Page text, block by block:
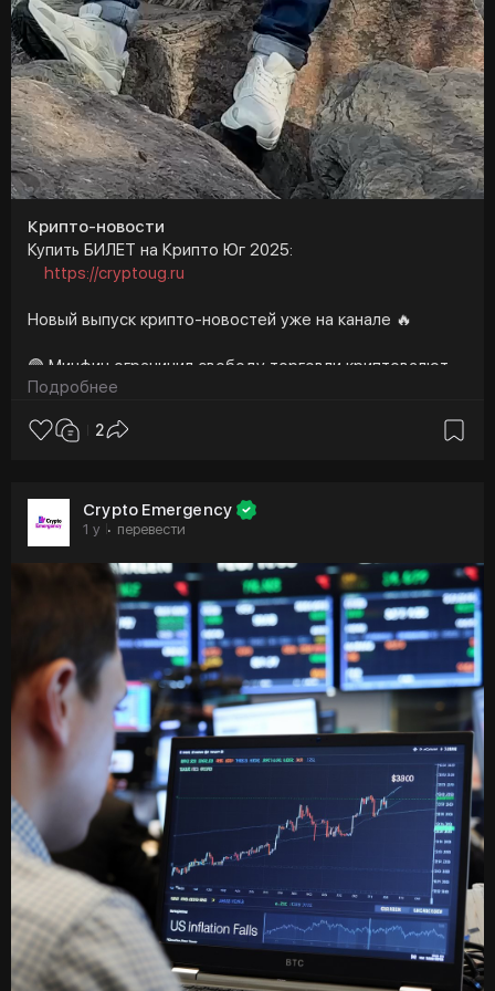
Крипто-новости
Купить БИЛЕТ на Крипто Юг 2025:
https://cryptoug.ru
Новый выпуск крипто-новостей уже на канале 🔥
🟣 Минфин ограничил свободу торговли криптовалютой
🟣 Bitso: «Стейблкоины USDC и USDT используются как
средство сбережения в Латинской Америке»
🟣 SEC против Ripple: развязка близка
🟣 Биткоин вместо доллара: как Россия продает нефть
за криптовалюту
Не забывайте подписываться и ставить лайки — ваша
поддержка мотивирует нас давать вам еще больше
ценного контента 💜
https://t.me/cryptoemergencychat/63058
#usdt #usdc #минфин
#биткоин
#хомяктапалка
#хамстеркомбат
#трейдинг
#sec
#криптовалюта
#криптоновости
#крипта
#янкривоносов
#cryptoemergency
Подробнее
2
Crypto Emergency
1 y · перевести